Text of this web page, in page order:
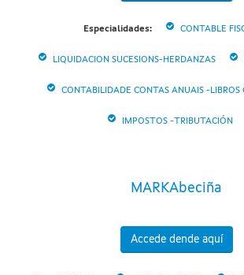
Especialidades: CONTABLE
LIQUIDACION SUCESIONS-HERDANZAS
CONTABILIDADE CONTAS ANUAIS -LIBROS
IMPOSTOS -TRIBUTACIÓN
MARKAbeciña
Accede dende aquí